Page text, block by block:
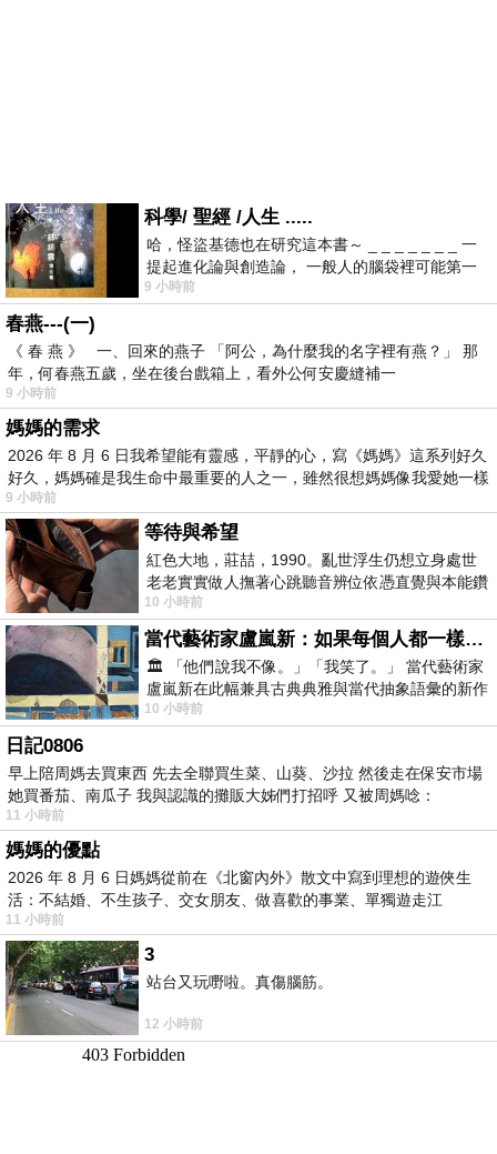
科學/ 聖經 /人生 .....
哈，怪盜基德也在研究這本書～ _ _ _ _ _ _ _ 一
提起進化論與創造論， 一般人的腦袋裡可能第一
時間就有「 進化論很科
9 小時前
春燕---(一)
《 春 燕 》 一、回來的燕子 「阿公，為什麼我的名字裡有燕？」 那
年，何春燕五歲，坐在後台戲箱上，看外公何安慶縫補一
9 小時前
媽媽的需求
2026 年 8 月 6 日我希望能有靈感，平靜的心，寫《媽媽》這系列好久
好久，媽媽確是我生命中最重要的人之一，雖然很想媽媽像我愛她一樣
9 小時前
等待與希望
紅色大地，莊喆，1990。亂世浮生仍想立身處世
老老實實做人撫著心跳聽音辨位依憑直覺與本能鑽
向裂隙的亮處探索另一個心聲另一個共鳴的
10 小時前
當代藝術家盧嵐新：如果每個人都一樣，這世界該有多無聊？
🏛️ 「他們說我不像。」「我笑了。」 當代藝術家
盧嵐新在此幅兼具古典典雅與當代抽象語彙的新作
中，以沈靜的藍色空間為背景，描繪了
10 小時前
日記0806
早上陪周媽去買東西 先去全聯買生菜、山葵、沙拉 然後走在保安市場
她買番茄、南瓜子 我與認識的攤販大姊們打招呼 又被周媽唸：
11 小時前
媽媽的優點
2026 年 8 月 6 日媽媽從前在《北窗內外》散文中寫到理想的遊俠生
活：不結婚、不生孩子、交女朋友、做喜歡的事業、單獨遊走江
湖⋯⋯，
11 小時前
3
站台又玩嘢啦。真傷腦筋。
12 小時前